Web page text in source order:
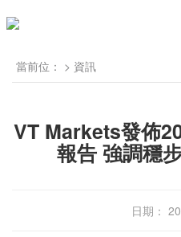
當前位： > 資訊
VT Markets發佈
報告 強調穩
日期：